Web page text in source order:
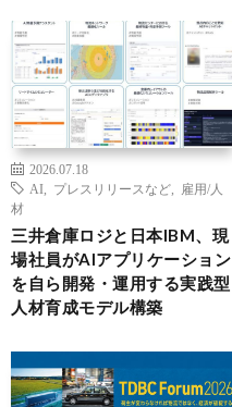
2026.07.18
AI
プレスリリースなど
雇用/人
材
三井倉庫ロジと日本IBM、現
場社員がAIアプリケーション
を自ら開発・運用する実践型
人材育成モデル構築